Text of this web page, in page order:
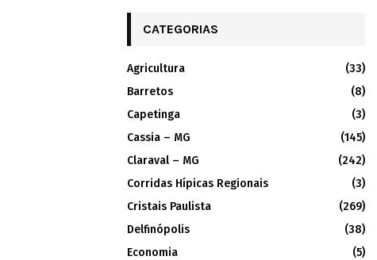
CATEGORIAS
Agricultura
(33)
Barretos
(8)
Capetinga
(3)
Cassia – MG
(145)
Claraval – MG
(242)
Corridas Hípicas Regionais
(3)
Cristais Paulista
(269)
Delfinópolis
(38)
Economia
(5)